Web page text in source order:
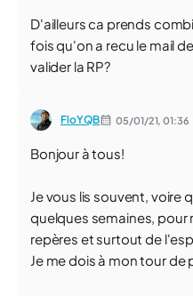
D'ailleurs ca prends
fois qu'on a recu le mail
valider la RP?
FloYQB 05/01/21,01:36
Bonjour à tous!
Je vous lis souvent, voire
quelques semaines, pour
repères et surtout de
Je me dois à mon tour